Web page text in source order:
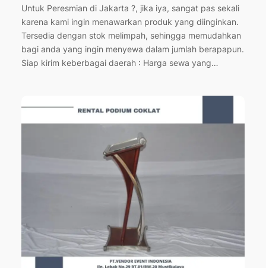
Untuk Peresmian di Jakarta ?, jika iya, sangat pas sekali
karena kami ingin menawarkan produk yang diinginkan.
Tersedia dengan stok melimpah, sehingga memudahkan
bagi anda yang ingin menyewa dalam jumlah berapapun.
Siap kirim keberbagai daerah : Harga sewa yang…